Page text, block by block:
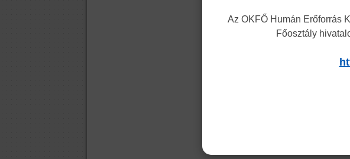
Az OKFŐ Humán Erőforrás
Főosztály